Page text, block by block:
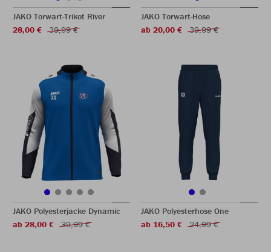
JAKO Torwart-Trikot River
28,00 €
39,99 €
JAKO Torwart-Hose
ab 20,00 €
39,99 €
JAKO Polyesterjacke Dynamic
ab 28,00 €
39,99 €
JAKO Polyesterhose One
ab 16,50 €
24,99 €